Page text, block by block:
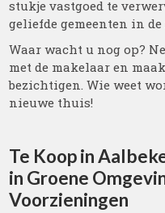
stukje vastgoed te
geliefde gemeenten in de
Waar wacht u nog op?
met de makelaar en
bezichtigen. Wie weet
nieuwe thuis!
Te Koop in
in Groene
Voorzieningen